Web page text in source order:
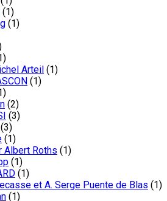
(1)
(1)
Arteil (1)
(1)
(2)
(3)
(3)
(1)
Albert Roths (1)
(1)
(1)
et A. Serge Puente de Blas (1)
(1)